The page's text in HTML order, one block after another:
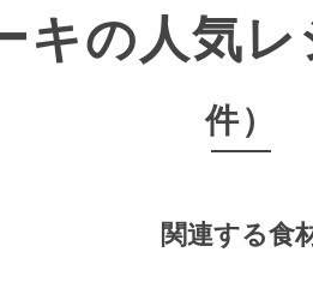
キの人気
件）
関連する食